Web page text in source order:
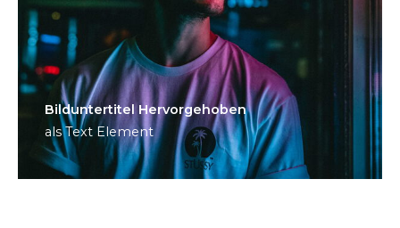
Bild­unter­titel Hervorgehoben
als Text Element